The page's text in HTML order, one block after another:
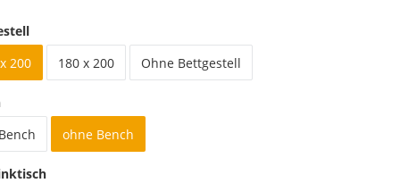
200
180 x 200 Ohne Bettgestell
ohne Bench